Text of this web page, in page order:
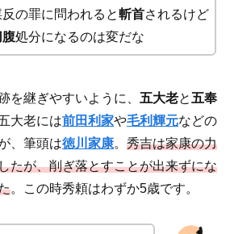
の罪に問われると斬首されるけど
処分になるのは変だな
を継ぎやすいように、 五大老と 五奉
大老には前田利家や毛利輝元などの
、筆頭は徳川家康。 秀吉は家康の力
たが、削ぎ落とすことが出来ずにな
。この時秀頼はわずか5歳です。